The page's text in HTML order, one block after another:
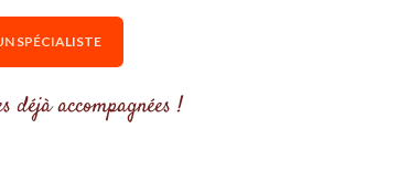
SPÉCIALISTE
déjà accompagnées !